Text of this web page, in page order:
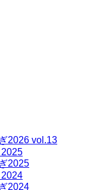
2026 vol.13
2025
2024